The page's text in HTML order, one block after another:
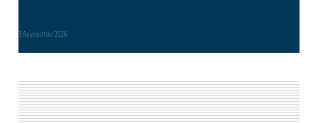
3 Αυγούστου 2026